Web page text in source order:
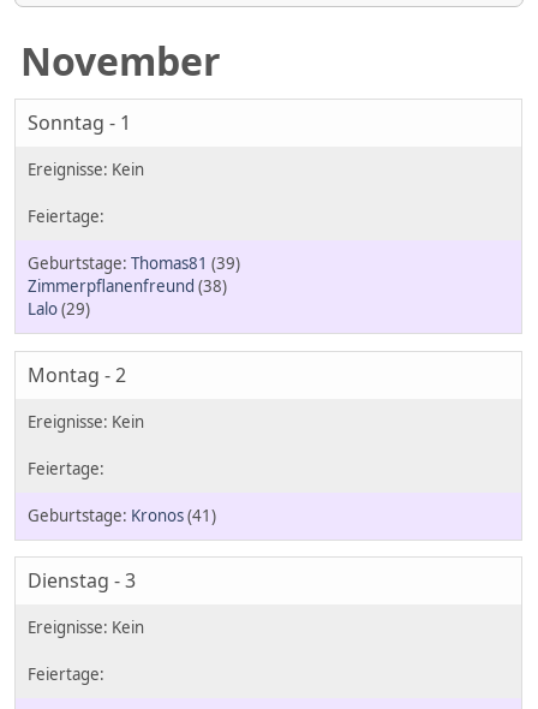
November
Sonntag - 1
Thomas81 (39)
Zimmerpflanenfreund (38)
Lalo(29)
Montag - 2
Kronos(41)
Dienstag - 3